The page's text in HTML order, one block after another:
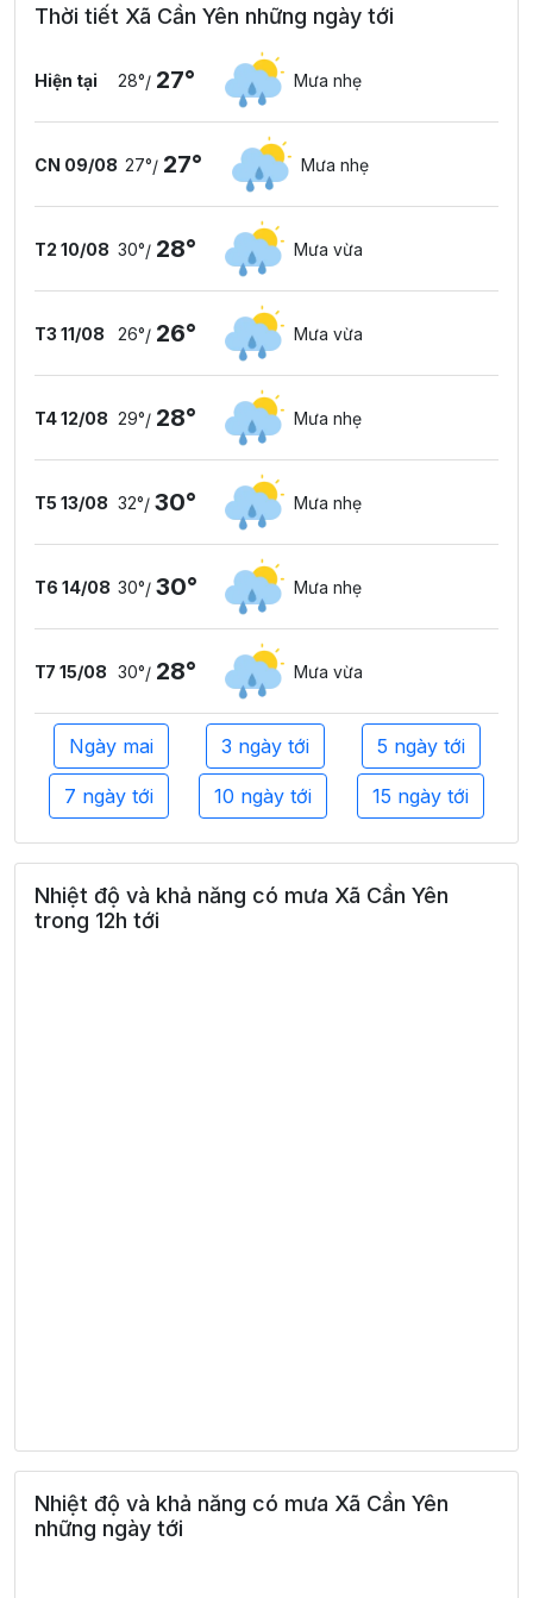
Thời tiết Xã Cần Yên những ngày tới
Hiện tại 28°/ 27° Mưa nhẹ
CN 09/08 27°/ 27° Mưa nhẹ
T2 10/08 30°/ 28° Mưa vừa
T3 11/08 26°/ 26° Mưa vừa
T4 12/08 29°/ 28° Mưa nhẹ
T5 13/08 32°/ 30° Mưa nhẹ
T6 14/08 30°/ 30° Mưa nhẹ
T7 15/08 30°/ 28° Mưa vừa
Ngày mai 3 ngày tới 5 ngày tới
7 ngày tới 10 ngày tới 15 ngày tới
Nhiệt độ và khả năng có mưa Xã Cần Yên
trong 12h tới
Nhiệt độ và khả năng có mưa Xã Cần Yên
những ngày tới